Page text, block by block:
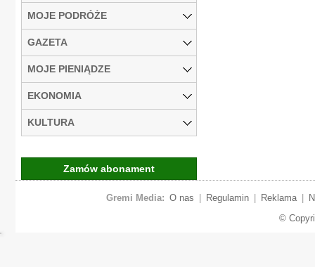
MOJE PODRÓŻE
GAZETA
MOJE PIENIĄDZE
EKONOMIA
KULTURA
Zamów abonament
Gremi Media: O nas Regulamin Reklama
©